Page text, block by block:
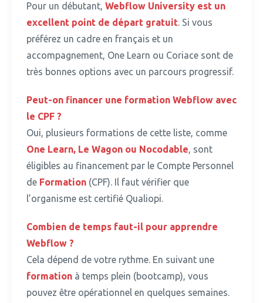
Pour un débutant, Webflow University est un
excellent point de départ gratuit. Si vous
préférez un cadre en français et un
accompagnement, One Learn ou Coriace sont de
très bonnes options avec un parcours progressif.
Peut-on financer une formation Webflow avec
le CPF ?
Oui, plusieurs formations de cette liste, comme
One Learn, Le Wagon ou Nocodable, sont
éligibles au financement par le Compte Personnel
de Formation (CPF). Il faut vérifier que
l’organisme est certifié Qualiopi.
Combien de temps faut-il pour apprendre
Webflow ?
Cela dépend de votre rythme. En suivant une
formation à temps plein (bootcamp), vous
pouvez être opérationnel en quelques semaines.